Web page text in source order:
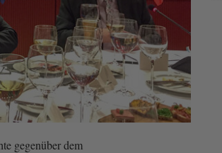
gegenüber dem